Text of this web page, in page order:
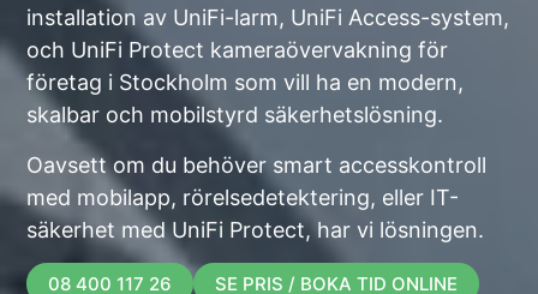
installation av UniFi-larm, UniFi Access-system,
och UniFi Protect kameraövervakning för
företag i Stockholm som vill ha en modern,
skalbar och mobilstyrd säkerhetslösning.
Oavsett om du behöver smart accesskontroll
med mobilapp, rörelsedetektering, eller IT-
säkerhet med UniFi Protect, har vi lösningen.
08 400 117 26 SE PRIS / BOKA TID ONLINE